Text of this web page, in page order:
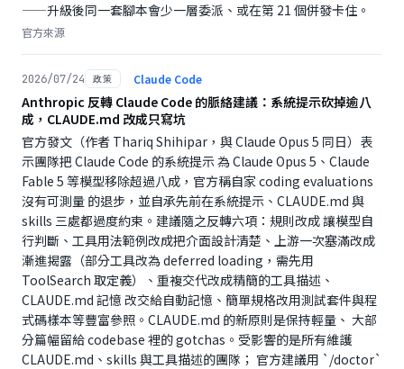
——升級後同一套腳本會少一層委派、或在第 21 個併發卡住。
官方來源
2026/07/24 政策 Claude Code
Anthropic 反轉 Claude Code 的脈絡建議：系統提示砍掉逾八
成，CLAUDE.md 改成只寫坑
官方發文（作者 Thariq Shihipar，與 Claude Opus 5 同日）表
示團隊把 Claude Code 的系統提示 為 Claude Opus 5、Claude
Fable 5 等模型移除超過八成，官方稱自家 coding evaluations
沒有可測量 的退步，並自承先前在系統提示、CLAUDE.md 與
skills 三處都過度約束。建議隨之反轉六項：規則改成 讓模型自
行判斷、工具用法範例改成把介面設計清楚、上游一次塞滿改成
漸進揭露（部分工具改為 deferred loading，需先用
ToolSearch 取定義）、重複交代改成精簡的工具描述、
CLAUDE.md 記憶 改交給自動記憶、簡單規格改用測試套件與程
式碼樣本等豐富參照。CLAUDE.md 的新原則是保持輕量、 大部
分篇幅留給 codebase 裡的 gotchas。受影響的是所有維護
CLAUDE.md、skills 與工具描述的團隊； 官方建議用 `/doctor`